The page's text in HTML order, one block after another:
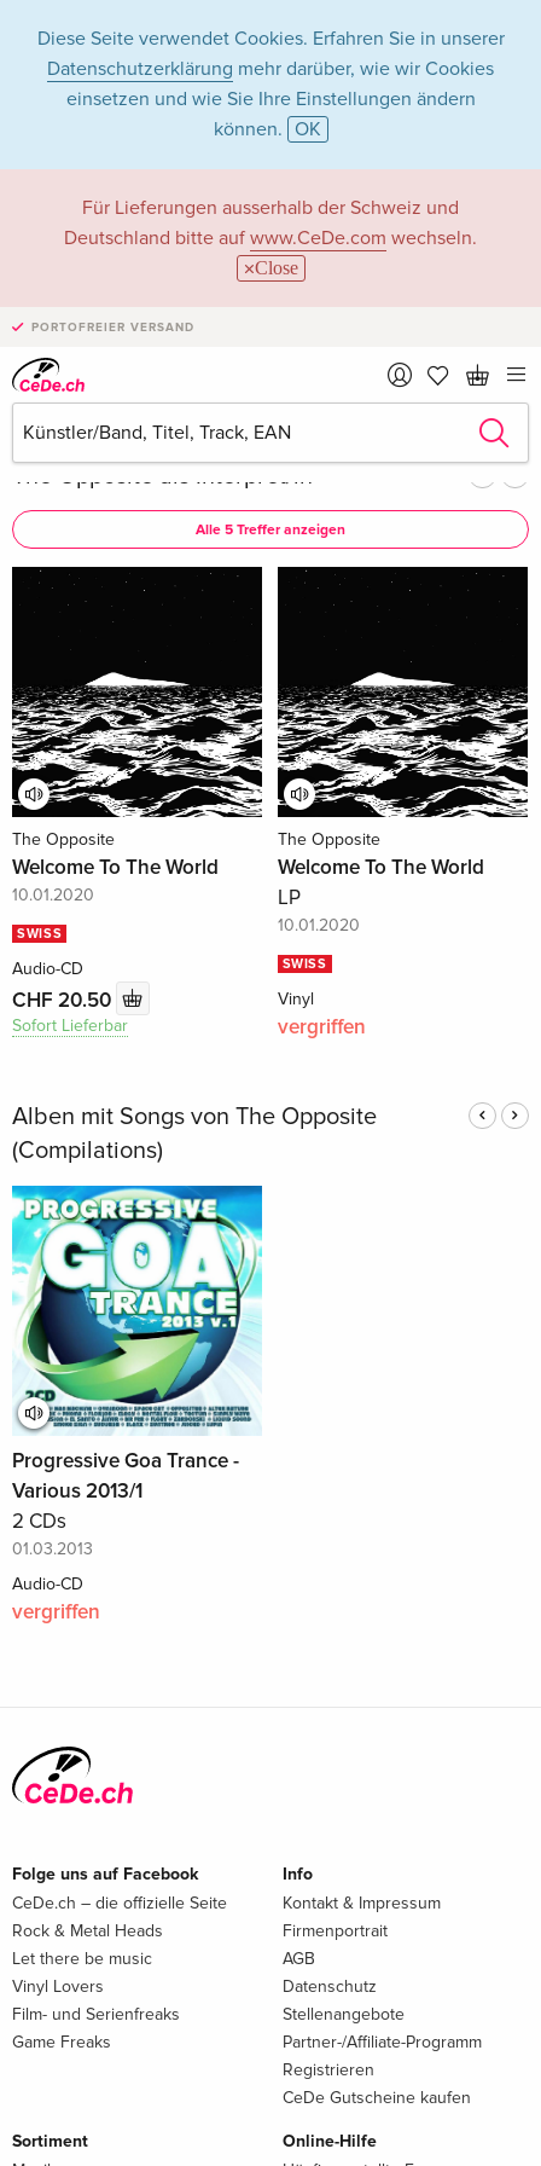
Diese Seite verwendet Cookies. Erfahren Sie in unserer
Datenschutzerklärung mehr darüber, wie wir Cookies
einsetzen und wie Sie Ihre Einstellungen ändern
können. OK
Für Lieferungen ausserhalb der Schweiz und
Deutschland bitte auf www.CeDe.com wechseln.
Close
PORTOFREIER VERSAND
The Opposite in
Musik - Alle
Formate
Artikel von The Opposite anzeigen imkompletten Shop
The Opposite als Interpret/in
Alle 5 Treffer anzeigen
The Opposite
Welcome To The World
10.01.2020
SWISS
Audio-CD
CHF 20.50
Sofort Lieferbar
The Opposite
Welcome To The World
LP
10.01.2020
SWISS
Vinyl
vergriffen
Alben mit Songs von The Opposite
(Compilations)
Progressive Goa Trance -
Various 2013/1
2 CDs
01.03.2013
Audio-CD
vergriffen
Folge uns auf Facebook
CeDe.ch – die offizielle Seite
Rock & Metal Heads
Let there be music
Vinyl Lovers
Film- und Serienfreaks
Game Freaks
Info
Kontakt & Impressum
Firmenportrait
AGB
Datenschutz
Stellenangebote
Partner-/Affiliate-Programm
Registrieren
CeDe Gutscheine kaufen
Sortiment
Online-Hilfe